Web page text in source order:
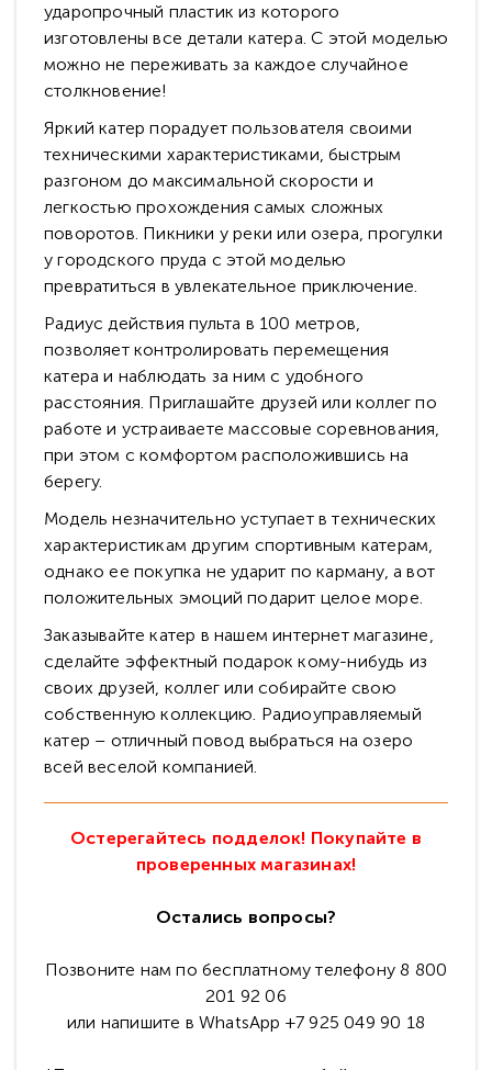
ударопрочный пластик из которого
изготовлены все детали катера. С этой моделью
можно не переживать за каждое случайное
столкновение!
Яркий катер порадует пользователя своими
техническими характеристиками, быстрым
разгоном до максимальной скорости и
легкостью прохождения самых сложных
поворотов. Пикники у реки или озера, прогулки
у городского пруда с этой моделью
превратиться в увлекательное приключение.
Радиус действия пульта в 100 метров,
позволяет контролировать перемещения
катера и наблюдать за ним с удобного
расстояния. Приглашайте друзей или коллег по
работе и устраиваете массовые соревнования,
при этом с комфортом расположившись на
берегу.
Модель незначительно уступает в технических
характеристикам другим спортивным катерам,
однако ее покупка не ударит по карману, а вот
положительных эмоций подарит целое море.
Заказывайте катер в нашем интернет магазине,
сделайте эффектный подарок кому-нибудь из
своих друзей, коллег или собирайте свою
собственную коллекцию. Радиоуправляемый
катер – отличный повод выбраться на озеро
всей веселой компанией.
Остерегайтесь подделок! Покупайте в
проверенных магазинах!
Остались вопросы?
Позвоните нам по бесплатному телефону 8 800
201 92 06
или напишите в WhatsApp +7 925 049 90 18